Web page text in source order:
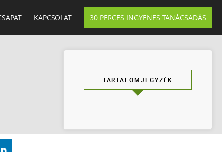
KAPCSOLAT 30 PERCES INGYENES TANÁCSADÁS
TARTALOMJEGYZÉK